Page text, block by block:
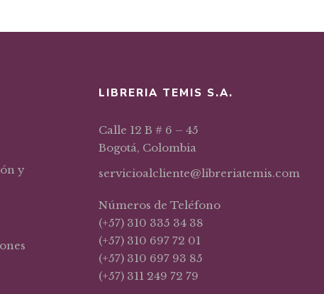
y
LIBRERIA TEMIS S.A.
Calle 12 B # 6 – 45
Bogotá, Colombia
servicioalcliente@libreriatemis.com
Números de Teléfono
(+57) 310 335 34 38
(+57) 310 697 72 01
(+57) 310 697 93 85
(+57) 311 249 72 79